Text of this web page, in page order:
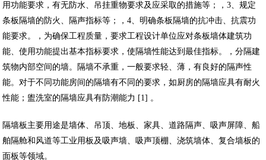
用功能要求，有无防水、吊挂重物要求及应采取的措施等；，3、规定
条板隔墙的防火、隔声指标等；，4、明确条板隔墙的抗冲击、抗震功
能要求。，为确保工程质量，要求工程设计单位应对条板墙体建筑功
能、使用功能提出基本指标要求，使隔墙性能达到最佳指标。，分隔建
筑物内部空间的墙。隔墙不承重，一般要求轻、薄，有良好的隔声性
能。对于不同功能房间的隔墙有不同的要求，如厨房的隔墙应具有耐火
性能；盥洗室的隔墙应具有防潮能力 [1] 。
隔墙板主要用途是墙体、吊顶、地板、家具、道路隔声、吸声屏障、船
舶隔舱和风道等工业用板及吸声墙、吸声顶棚、浇筑墙体、复合墙板的
面板等领域。